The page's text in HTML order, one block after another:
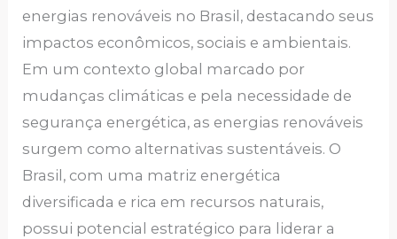
energias renováveis no Brasil, destacando seus
impactos econômicos, sociais e ambientais.
Em um contexto global marcado por
mudanças climáticas e pela necessidade de
segurança energética, as energias renováveis
surgem como alternativas sustentáveis. O
Brasil, com uma matriz energética
diversificada e rica em recursos naturais,
possui potencial estratégico para liderar a